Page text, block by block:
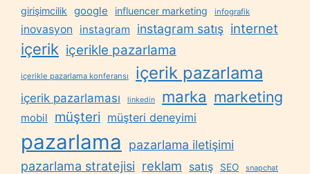
girişimcilik google influencer marketing infografik
inovasyon instagram instagram satış internet
içerik içerikle pazarlama
içerikle pazarlama konferansı içerik pazarlama
içerik pazarlaması linkedin marka marketing
mobil müşteri müşteri deneyimi
pazarlama
pazarlama iletişimi
pazarlama stratejisi reklam satış SEO snapchat